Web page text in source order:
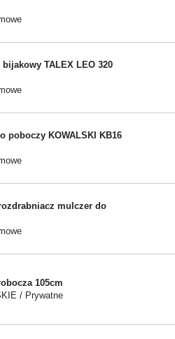
TALEX LEO 320
poboczy KOWALSKI KB16
mulczer do
105cm
/ Prywatne